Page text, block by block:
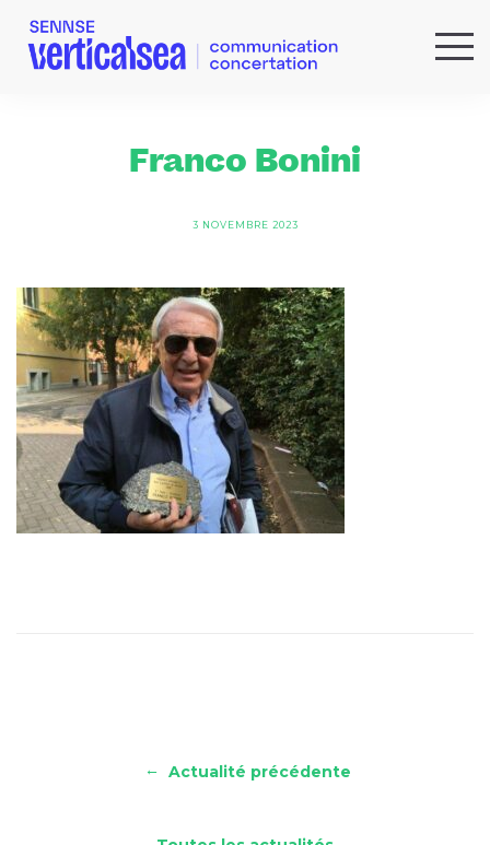
Franco Bonini
3 NOVEMBRE 2023
← Actualité précédente